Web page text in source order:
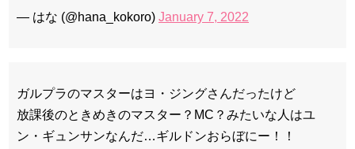
— はな (@hana_kokoro) January 7, 2022
ガルプラのマスターはヨ・ジングさんだったけど
放課後のときめきのマスター？MC？みたいな人はユ
ン・ギュンサンなんだ…ギルドンおらぼにー！！